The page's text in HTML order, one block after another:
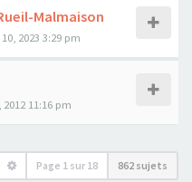
Malmaison
2023 3:29 pm
11:16 pm
Page 1 sur 18 862 sujets